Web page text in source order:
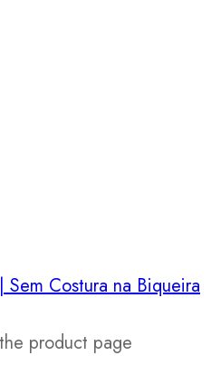
product page